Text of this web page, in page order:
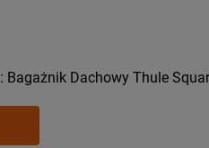
Dachowy Thule